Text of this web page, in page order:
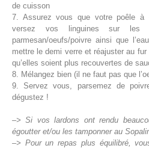
de cuisson
7. Assurez vous que votre poêle à
versez vos linguines sur
parmesan/oeufs/poivre ainsi que
mettre le demi verre et réajuster au
qu’elles soient plus recouvertes de
8. Mélangez bien (il ne faut pas que
9. Servez vous, parsemez de
dégustez !
–>Si vos lardons ont rendu
égoutter et/ou les tamponner au
–> Pour un repas plus équilibré,